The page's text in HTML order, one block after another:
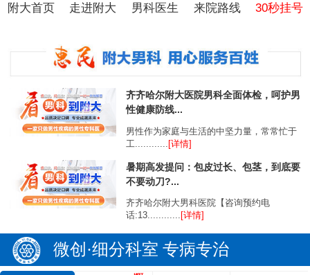
附大首页 走进附大 男科医生 来院路线 30秒挂号
齐齐哈尔附大医院男科全面体检，呵护男
性健康防线...
男性作为家庭与生活的中坚力量，常常忙于
工............
[详情]
暑期高发提问：包皮过长、包茎，到底要
不要动刀?...
齐齐哈尔附大男科医院【咨询预约电
话:13............ [详情]
微创·细分科室 专病专治